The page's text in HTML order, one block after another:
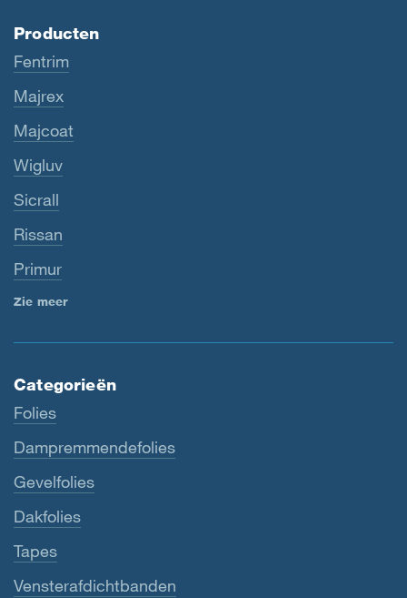
Producten
Fentrim
Majrex
Majcoat
Wigluv
Sicrall
Rissan
Primur
Zie meer
Categorieën
Folies
Dampremmendefolies
Gevelfolies
Dakfolies
Tapes
Vensterafdichtbanden